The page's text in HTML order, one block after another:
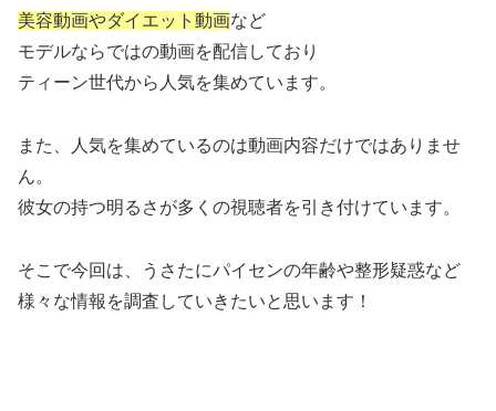
美容動画やダイエット動画など
モデルならではの動画を配信しており
ティーン世代から人気を集めています。
また、人気を集めているのは動画内容だけではありませ
ん。
彼女の持つ明るさが多くの視聴者を引き付けています。
そこで今回は、うさたにパイセンの年齢や整形疑惑など
様々な情報を調査していきたいと思います！